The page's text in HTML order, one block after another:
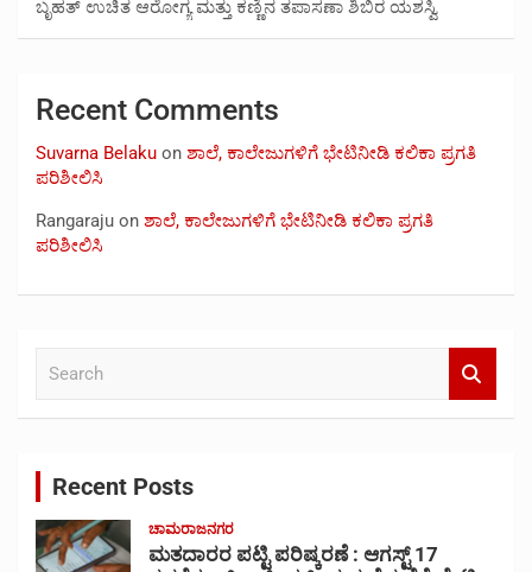
ಬೃಹತ್ ಉಚಿತ ಆರೋಗ್ಯ ಮತ್ತು ಕಣ್ಣಿನ ತಪಾಸಣಾ ಶಿಬಿರ ಯಶಸ್ವಿ
Recent Comments
Suvarna Belaku on ಶಾಲೆ, ಕಾಲೇಜುಗಳಿಗೆ ಭೇಟಿನೀಡಿ ಕಲಿಕಾ ಪ್ರಗತಿ
ಪರಿಶೀಲಿಸಿ
Rangaraju on ಶಾಲೆ, ಕಾಲೇಜುಗಳಿಗೆ ಭೇಟಿನೀಡಿ ಕಲಿಕಾ ಪ್ರಗತಿ
ಪರಿಶೀಲಿಸಿ
Recent Posts
ಚಾಮರಾಜನಗರ
ಮತದಾರರ ಪಟ್ಟಿ ಪರಿಷ್ಕರಣೆ : ಆಗಸ್ಟ್ 17